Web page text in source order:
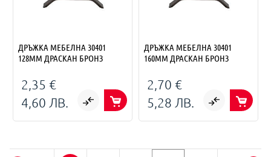
ДРЪЖКА МЕБЕЛНА 30401
128ММ ДРАСКАН БРОНЗ
2,35 €
4,60 ЛВ.
ДРЪЖКА МЕБЕЛНА 30401
160ММ ДРАСКАН БРОНЗ
2,70 €
5,28 ЛВ.